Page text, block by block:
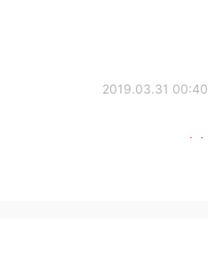
2019.03.31 00:40